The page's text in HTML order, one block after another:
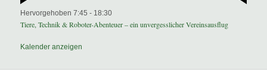
Hervorgehoben 7:45 - 18:30
Tiere, Technik & Roboter-Abenteuer – ein unvergesslicher Vereinsausflug
Kalender anzeigen